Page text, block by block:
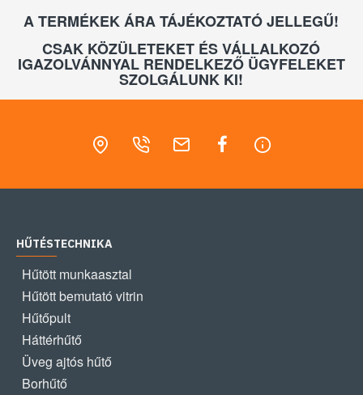
A TERMÉKEK ÁRA TÁJÉKOZTATÓ JELLEGŰ!
CSAK KÖZÜLETEKET ÉS VÁLLALKOZÓ
IGAZOLVÁNNYAL RENDELKEZŐ ÜGYFELEKET
SZOLGÁLUNK KI!
HŰTÉSTECHNIKA
Hűtött munkaasztal
Hűtött bemutató vitrin
Hűtőpult
Háttérhűtő
Üveg ajtós hűtő
Borhűtő